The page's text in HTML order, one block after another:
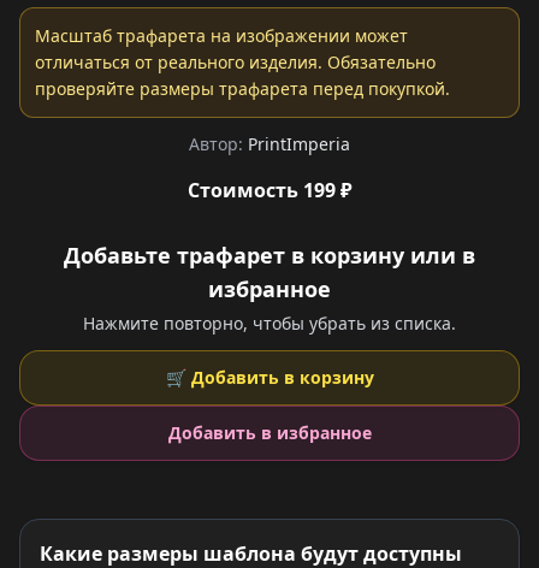
Масштаб трафарета на изображении может
отличаться от реального изделия. Обязательно
проверяйте размеры трафарета перед покупкой.
Автор: PrintImperia
Стоимость 199 ₽
Добавьте трафарет в корзину или в
избранное
Нажмите повторно, чтобы убрать из списка.
🛒 Добавить в корзину
Добавить в избранное
Какие размеры шаблона будут доступны